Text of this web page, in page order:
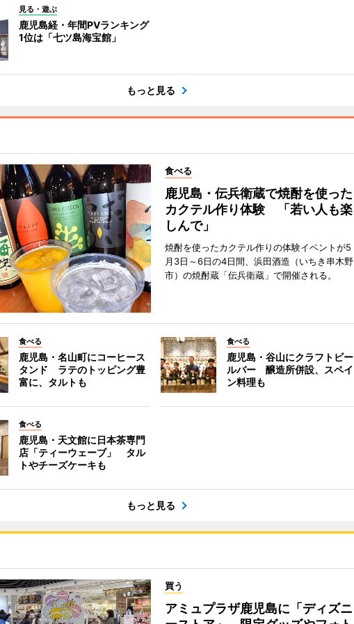
見る・遊ぶ
鹿児島経・年間PVランキング
1位は「七ツ島海宝館」
もっと見る
食べる
鹿児島・伝兵衛蔵で焼酎を使った
カクテル作り体験 「若い人も楽
しんで」
焼酎を使ったカクテル作りの体験イベントが5
月3日～6日の4日間、浜田酒造（いちき串木野
市）の焼酎蔵「伝兵衛蔵」で開催される。
食べる
鹿児島・名山町にコーヒース
タンド ラテのトッピング豊
富に、タルトも
食べる
鹿児島・谷山にクラフトビー
ルバー 醸造所併設、スペイ
ン料理も
食べる
鹿児島・天文館に日本茶専門
店「ティーウェーブ」 タル
トやチーズケーキも
もっと見る
買う
アミュプラザ鹿児島に「ディズニ